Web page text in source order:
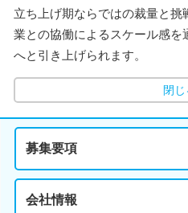
立ち上げ期ならではの裁量と
業との協働によるスケール感を
へと引き上げられます。
閉じ
募集要項
会社情報